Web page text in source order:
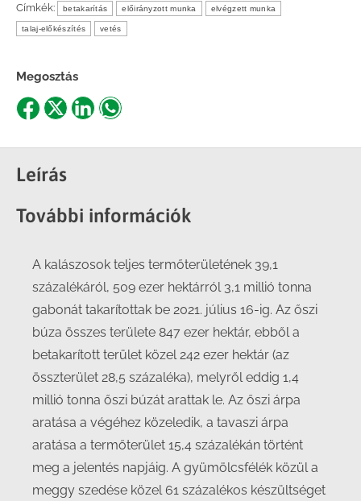
Címkék: betakarítás előirányzott munka elvégzett munka
talaj-előkészítés vetés
Megosztás
Share
Facebook
Share
X
ShareShare
Leírás
További információk
A kalászosok teljes termőterületének 39,1
százalékáról, 509 ezer hektárról 3,1 millió tonna
gabonát takarítottak be 2021. július 16-ig. Az őszi
búza összes területe 847 ezer hektár, ebből a
betakarított terület közel 242 ezer hektár (az
összterület 28,5 százaléka), melyről eddig 1,4
millió tonna őszi búzát arattak le. Az őszi árpa
aratása a végéhez közeledik, a tavaszi árpa
aratása a termőterület 15,4 százalékán történt
meg a jelentés napjáig. A gyümölcsfélék közül a
meggy szedése közel 61 százalékos készültséget